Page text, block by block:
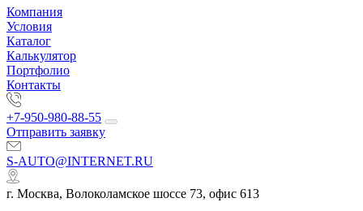
Компания
Условия
Каталог
Калькулятор
Портфолио
Контакты
+7-950-980-88-55
Отправить заявку
S-AUTO@INTERNET.RU
г. Москва, Волоколамское шоссе 73, офис 613